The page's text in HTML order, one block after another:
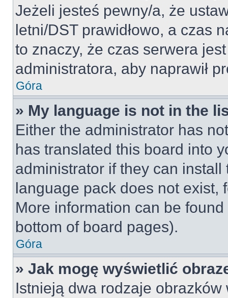
Jeżeli jesteś pewny/a, że
letni/DST prawidłowo, a czas
to znaczy, że czas serwera
administratora, aby naprawił
Góra
» My language is not in the
Either the administrator has
has translated this board into
administrator if they can
language pack does not exist,
More information can be
bottom of board pages).
Góra
» Jak mogę wyświetlić
Istnieją dwa rodzaje